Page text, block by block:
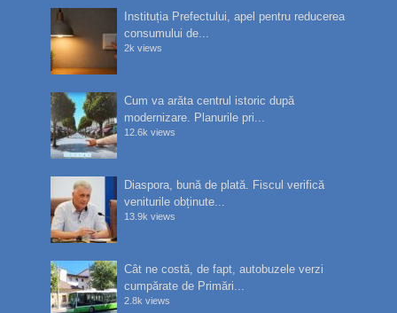
Instituția Prefectului, apel pentru reducerea
consumului de...
2k views
Cum va arăta centrul istoric după
modernizare. Planurile pri...
12.6k views
Diaspora, bună de plată. Fiscul verifică
veniturile obținute...
13.9k views
Cât ne costă, de fapt, autobuzele verzi
cumpărate de Primări...
2.8k views